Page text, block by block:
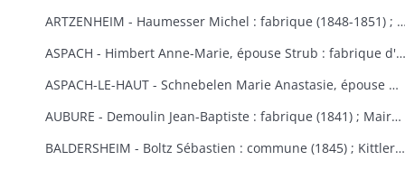
ARTZENHEIM - Haumesser Michel : fabrique (1848-1851) ; Mangold Louis Benjamin; fabrique (1857-1858).
ASPACH - Himbert Anne-Marie, épouse Strub : fabrique d'Aspach et de Heidwiller (1849).
ASPACH-LE-HAUT - Schnebelen Marie Anastasie, épouse Durwell, de Thann : enfants indigents (1867-1868).
AUBURE - Demoulin Jean-Baptiste : fabrique (1841) ; Maire Marie-Elisabeth : fabrique (1864-1865) ; Raffner Catherine : fabrique (1860) ; Stortz André : fabrique (1852-1853) ; Thiriet Jean Antoine : fabrique (1846-1847).
BALDERSHEIM - Boltz Sébastien : commune (1845) ; Kittler Marie-Anne et Françoise : fabrique (1825-1843).